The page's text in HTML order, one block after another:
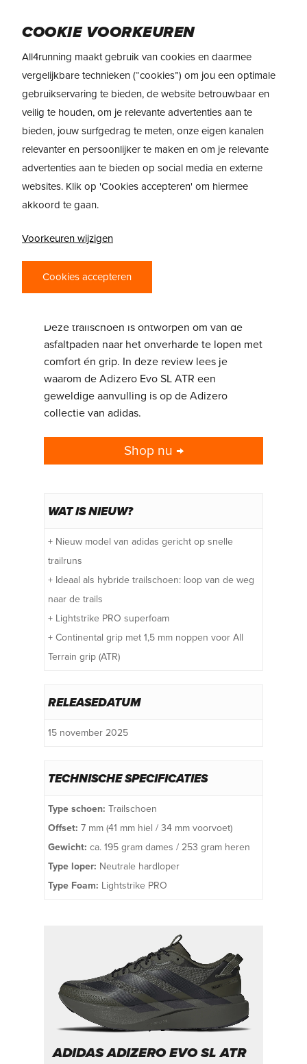
content
REVIEW
MET PLEZIER EN
SNELHEID OVER DE
TRAILS
Ga met meer plezier en snelheid over de
Deze trailschoen is ontworpen om van de
asfaltpaden naar het onverharde te lopen met
comfort én grip. In deze review lees je
waarom de Adizero Evo SL ATR een
geweldige aanvulling is op de Adizero
collectie van adidas.
Shop nu →
WAT IS NIEUW?
+ Nieuw model van adidas gericht op snelle
trailruns
+ Ideaal als hybride trailschoen: loop van de weg
naar de trails
+ Lightstrike PRO superfoam
+ Continental grip met 1,5 mm noppen voor All
Terrain grip (ATR)
RELEASEDATUM
15 november 2025
TECHNISCHE SPECIFICATIES
Type schoen: Trailschoen
Offset: 7 mm (41 mm hiel / 34 mm voorvoet)
Gewicht: ca. 195 gram dames / 253 gram heren
Type loper: Neutrale hardloper
Type Foam: Lightstrike PRO
ADIDAS ADIZERO EVO SL ATR
COOKIE VOORKEUREN
All4running maakt gebruik van cookies en daarmee
vergelijkbare technieken (“cookies”) om jou een optimale
gebruikservaring te bieden, de website betrouwbaar en
veilig te houden, om je relevante advertenties aan te
bieden, jouw surfgedrag te meten, onze eigen kanalen
relevanter en persoonlijker te maken en om je relevante
advertenties aan te bieden op social media en externe
websites. Klik op 'Cookies accepteren' om hiermee
akkoord te gaan.
Voorkeuren wijzigen
Cookies accepteren